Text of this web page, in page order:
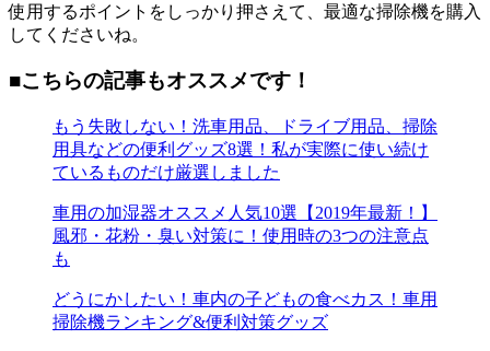
使用するポイントをしっかり押さえて、最適な掃除機を購入
してくださいね。
■こちらの記事もオススメです！
もう失敗しない！洗車用品、ドライブ用品、掃除
用具などの便利グッズ8選！私が実際に使い続け
ているものだけ厳選しました
車用の加湿器オススメ人気10選【2019年最新！】
風邪・花粉・臭い対策に！使用時の3つの注意点
も
どうにかしたい！車内の子どもの食べカス！車用
掃除機ランキング&便利対策グッズ